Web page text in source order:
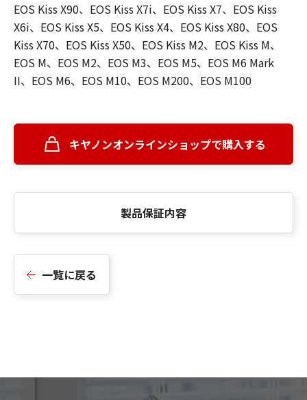
EOS Kiss X90、EOS Kiss X7i、EOS Kiss X7、EOS Kiss
X6i、EOS Kiss X5、EOS Kiss X4、EOS Kiss X80、EOS
Kiss X70、EOS Kiss X50、EOS Kiss M2、EOS Kiss M、
EOS M、EOS M2、EOS M3、EOS M5、EOS M6 Mark
II、EOS M6、EOS M10、EOS M200、EOS M100
キヤノンオンラインショップで購入する
製品保証内容
一覧に戻る